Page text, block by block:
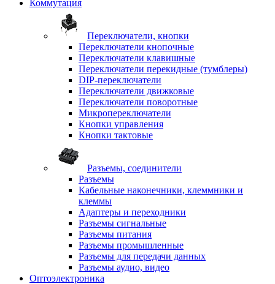
Коммутация
Переключатели, кнопки
Переключатели кнопочные
Переключатели клавишные
Переключатели перекидные (тумблеры)
DIP-переключатели
Переключатели движковые
Переключатели поворотные
Микропереключатели
Кнопки управления
Кнопки тактовые
Разъемы, соединители
Разъемы
Кабельные наконечники, клеммники и
клеммы
Адаптеры и переходники
Разъемы сигнальные
Разъемы питания
Разъемы промышленные
Разъемы для передачи данных
Разъемы аудио, видео
Оптоэлектроника